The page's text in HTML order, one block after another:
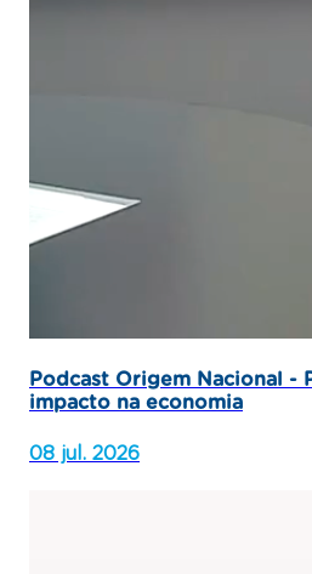
Podcast Origem Nacional -
impacto na economia
08 jul. 2026